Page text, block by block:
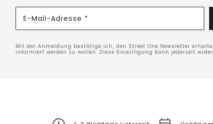
E-Mail-Adresse *
Mit der Anmeldung bestätige ich, den Street One Newsletter
informiert werden zu wollen. Diese Einwilligung kann jederzeit